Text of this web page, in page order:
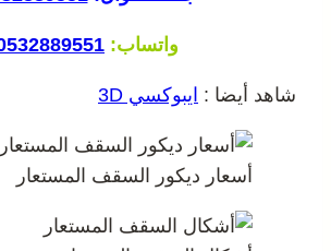
واتساب:
شاهد أيضا : ايبوكسي 3D
أسعار ديكور السقف المستعار